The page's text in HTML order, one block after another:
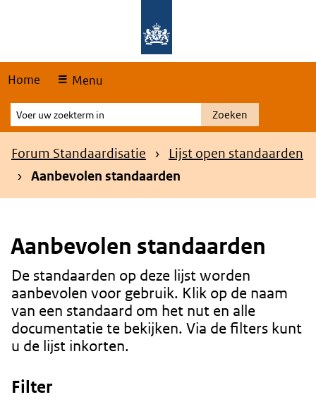
Home Menu
Voer
uw
zoekterm
Zoeken
Kruimelpad
Forum Standaardisatie
Lijst open standaarden
Aanbevolen standaarden
Aanbevolen standaarden
Content
De standaarden op deze lijst worden
aanbevolen voor gebruik. Klik op de naam
van een standaard om het nut en alle
documentatie te bekijken. Via de filters kunt
u de lijst inkorten.
Filter